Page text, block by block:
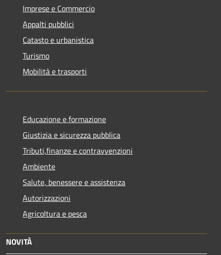
Imprese e Commercio
Appalti pubblici
Catasto e urbanistica
Turismo
Mobilità e trasporti
Educazione e formazione
Giustizia e sicurezza pubblica
Tributi,finanze e contravvenzioni
Ambiente
Salute, benessere e assistenza
Autorizzazioni
Agricoltura e pesca
NOVITÀ